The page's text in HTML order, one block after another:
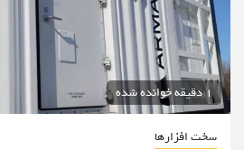
1 دقیقه خوانده شده
سخت افزارها